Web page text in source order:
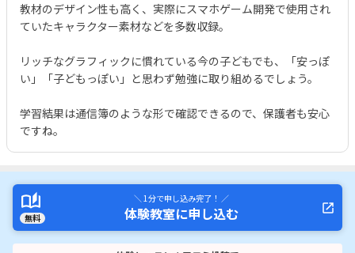
教材のデザイン性も高く、実際にスマホゲーム開発で使用され
ていたキャラクター素材などを多数収録。
リッチなグラフィックに慣れている今の子どもでも、「安っぽ
い」「子どもっぽい」と思わず勉強に取り組めるでしょう。
学習結果は通信簿のような形で確認できるので、保護者も安心
ですね。
無料
＼ 1分で申し込み完了！ ／
体験教室に申し込む